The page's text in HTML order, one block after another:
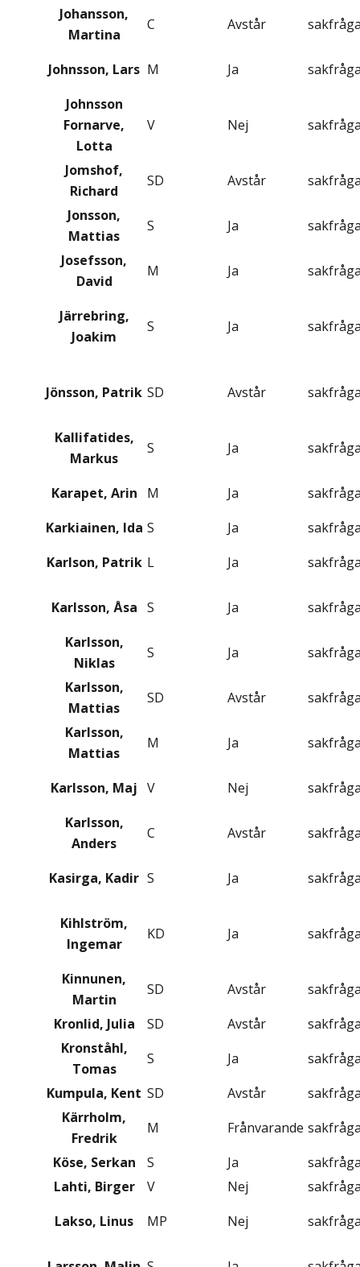
Johansson,
Martina
C Avstår
Johnsson, Lars M Ja
Johnsson
Fornarve,
Lotta
V Nej
Jomshof,
Richard
SD Avstår
Jonsson,
Mattias
S Ja
Josefsson,
David
M Ja
Järrebring,
Joakim
S Ja
Jönsson, Patrik SD Avstår
Kallifatides,
Markus
S Ja
Karapet, Arin M Ja
Karkiainen, Ida S Ja
Karlson, Patrik L Ja
Karlsson, Åsa S Ja
Karlsson,
Niklas
S Ja
Karlsson,
Mattias
SD Avstår
Karlsson,
Mattias
M Ja
Karlsson, Maj V Nej
Karlsson,
Anders
C Avstår
Kasirga, Kadir S Ja
Kihlström,
Ingemar
KD Ja
Kinnunen,
Martin
SD Avstår
Kronlid, Julia
SD Avstår
Kronståhl,
Tomas
S Ja
Kumpula, Kent SD Avstår
Kärrholm,
Fredrik
M Frånvarande
Köse, Serkan
S Ja
Lahti, Birger
V Nej
Lakso, Linus
MP Nej